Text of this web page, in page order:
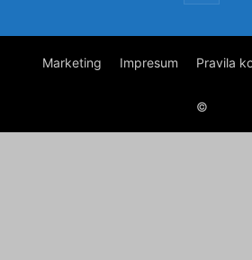
Marketing Impresum Pravila
©